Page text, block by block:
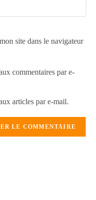
site dans le navigateur
commentaires par e-
articles par e-mail.